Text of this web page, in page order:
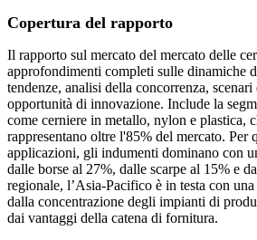
Copertura del rapporto
Il rapporto sul mercato del mercato delle
approfondimenti completi sulle dinamiche
tendenze, analisi della concorrenza,
opportunità di innovazione. Include la
come cerniere in metallo, nylon e plastica,
rappresentano oltre l'85% del mercato. Per
applicazioni, gli indumenti dominano con
dalle borse al 27%, dalle scarpe al 15% e
regionale, l’Asia-Pacifico è in testa con
dalla concentrazione degli impianti di
dai vantaggi della catena di fornitura.